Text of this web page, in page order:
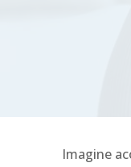
Imagine